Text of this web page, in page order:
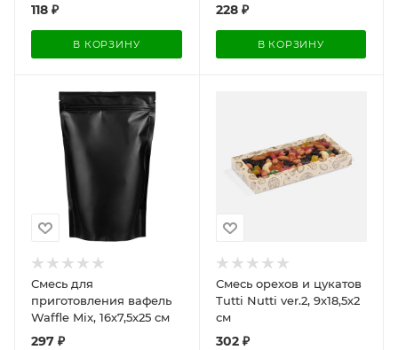
118 ₽
В КОРЗИНУ
228₽
В КОРЗИНУ
Смесь для
приготовления вафель
Waffle Mix, 16х7,5х25 см
297 ₽
Смесь орехов и цукатов
Tutti Nutti ver.2, 9х18,5х2
см
302₽